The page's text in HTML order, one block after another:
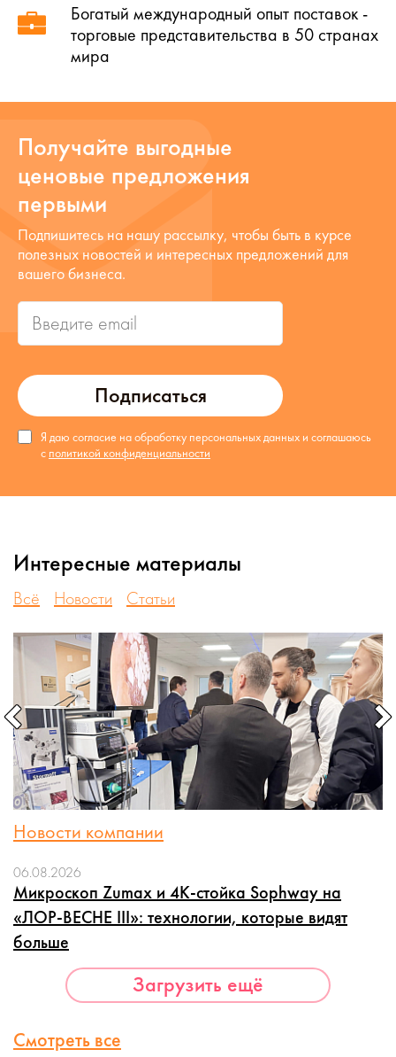
Богатый международный опыт поставок -
торговые представительства в 50 странах
мира
Получайте выгодные
ценовые предложения
первыми
Подписаться
Я даю согласие на обработку персональных данных и соглашаюсь
с политикой конфиденциальности
Подпишитесь на нашу рассылку, чтобы быть в курсе
полезных новостей и интересных предложений для
вашего бизнеса.
Интересные материалы
Всё Новости Статьи
Новости компании
06.08.2026
Микроскоп Zumax и 4K-стойка Sophway на
«ЛОР-ВЕСНЕ III»: технологии, которые видят
больше
Загрузить ещё
Смотреть все